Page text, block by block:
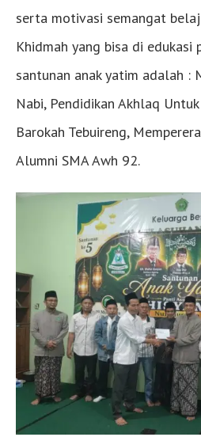
serta motivasi semangat
Khidmah yang bisa di edukasi
santunan anak yatim adalah :
Nabi, Pendidikan Akhlaq
Barokah Tebuireng,
Alumni SMA Awh 92.